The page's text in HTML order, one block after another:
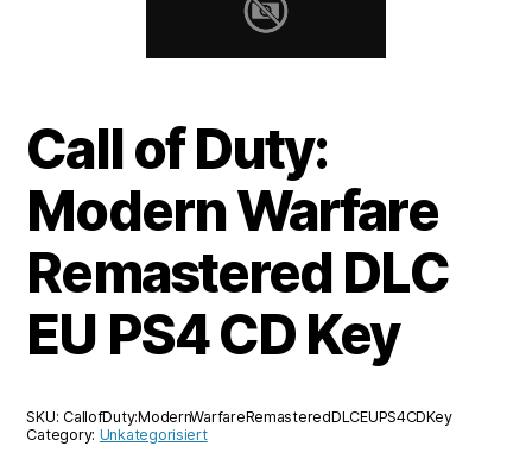
Call of Duty:
Modern Warfare
Remastered DLC
EU PS4 CD Key
SKU:CallofDuty:ModernWarfareRemasteredDLCEUPS4CDKey
Category: Unkategorisiert